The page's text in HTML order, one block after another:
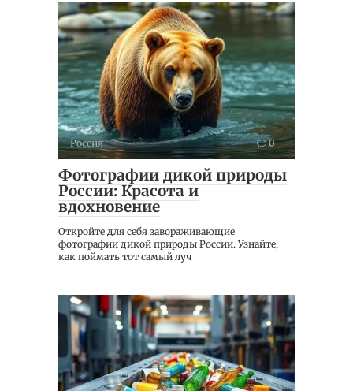
Россия 0
Фотографии дикой природы
России: Красота и
вдохновение
Откройте для себя завораживающие
фотографии дикой природы России. Узнайте,
как поймать тот самый луч